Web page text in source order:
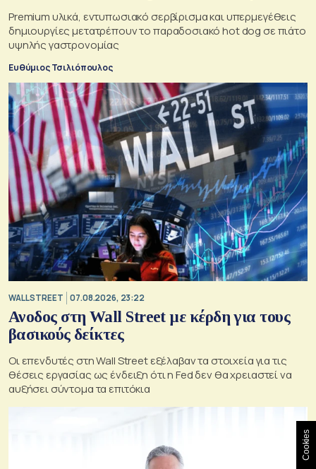
Premium υλικά, εντυπωσιακό σερβίρισμα και υπερμεγέθεις
δημιουργίες μετατρέπουν το παραδοσιακό hot dog σε πιάτο
υψηλής γαστρονομίας
Ευθύμιος Τσιλιόπουλος
WALL STREET 07.08.2026, 23:22
Ανοδος στη Wall Street με κέρδη για τους
βασικούς δείκτες
Οι επενδυτές στη Wall Street εξέλαβαν τα στοιχεία για τις
θέσεις εργασίας ως ένδειξη ότι η Fed δεν θα χρειαστεί να
αυξήσει σύντομα τα επιτόκια
Cookies